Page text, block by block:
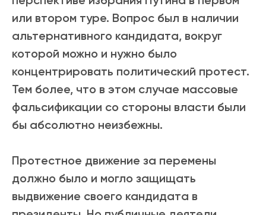
или втором туре. Вопрос был в наличии
альтернативного кандидата, вокруг
которой можно и нужно было
концентрировать политический протест.
Тем более, что в этом случае массовые
фальсификации со стороны власти были
бы абсолютно неизбежны.
Протестное движение за перемены
должно было и могло защищать
выдвижение своего кандидата в